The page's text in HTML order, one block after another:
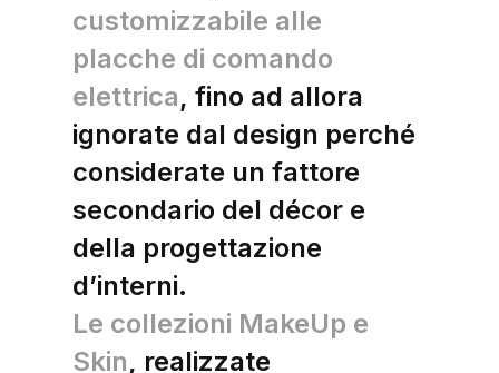
customizzabile alle
placche di comando
elettrica, fino ad allora
ignorate dal design perché
considerate un fattore
secondario del décor e
della progettazione
d’interni.
Le collezioni MakeUp e
Skin, realizzate